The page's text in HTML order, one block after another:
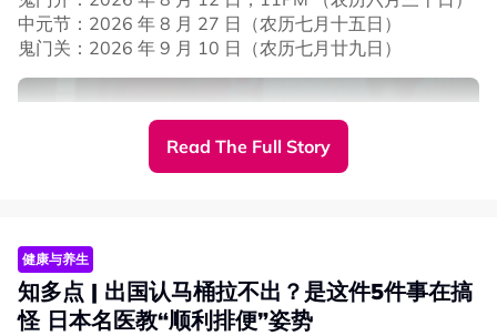
中元节：2026 年 8 月 27 日（农历七月十五日）
鬼门关：2026 年 9 月 10 日（农历七月廿九日）
Read The Full Story
健康与养生
知多点 | 出国认马桶拉不出？是这件5件事在搞
怪 日本名医教“顺利排便”姿势